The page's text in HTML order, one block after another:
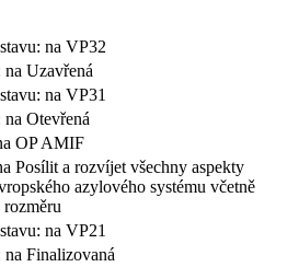
na VP32
na Uzavřená
na VP31
na Otevřená
OP AMIF
Posílit a rozvíjet všechny aspekty
azylového systému včetně
na VP21
na Finalizovaná